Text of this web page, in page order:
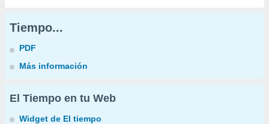
Tiempo...
PDF
Más información
El Tiempo en tu Web
Widget de El tiempo